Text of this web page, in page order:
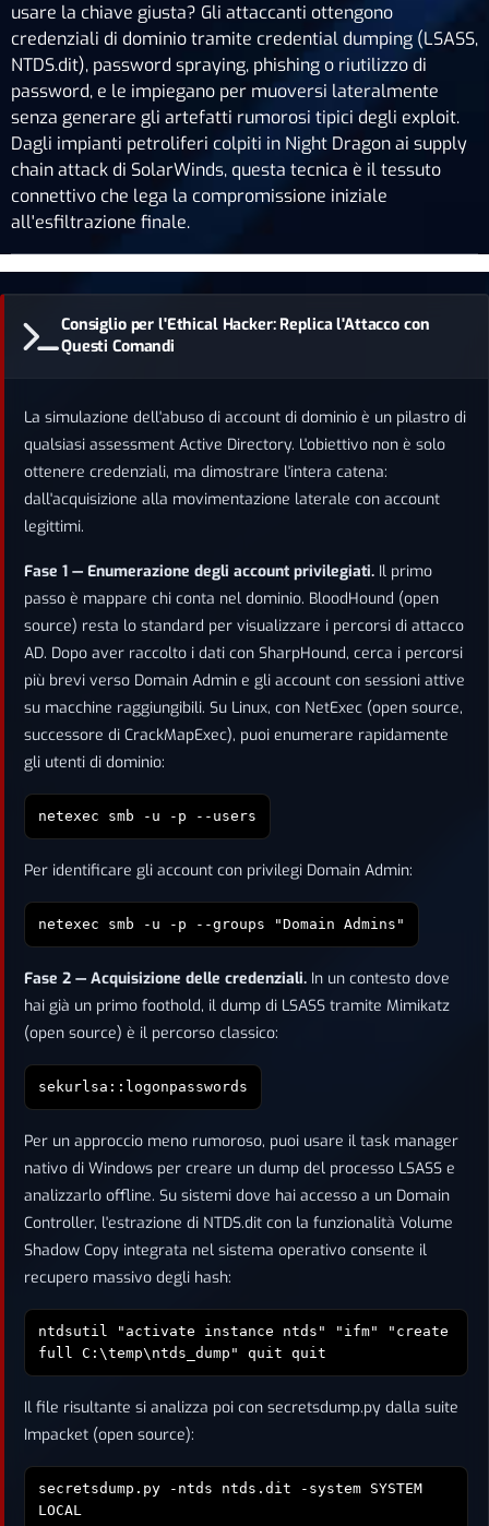
usare la chiave giusta? Gli attaccanti ottengono
credenziali di dominio tramite credential dumping (LSASS,
NTDS.dit), password spraying, phishing o riutilizzo di
password, e le impiegano per muoversi lateralmente
senza generare gli artefatti rumorosi tipici degli exploit.
Dagli impianti petroliferi colpiti in Night Dragon ai supply
chain attack di SolarWinds, questa tecnica è il tessuto
connettivo che lega la compromissione iniziale
all'esfiltrazione finale.
Consiglio per l'Ethical Hacker: Replica l'Attacco con
Questi Comandi
La simulazione dell'abuso di account di dominio è un pilastro di
qualsiasi assessment Active Directory. L'obiettivo non è solo
ottenere credenziali, ma dimostrare l'intera catena:
dall'acquisizione alla movimentazione laterale con account
legittimi.
Fase 1 — Enumerazione degli account privilegiati. Il primo
passo è mappare chi conta nel dominio. BloodHound (open
source) resta lo standard per visualizzare i percorsi di attacco
AD. Dopo aver raccolto i dati con SharpHound, cerca i percorsi
più brevi verso Domain Admin e gli account con sessioni attive
su macchine raggiungibili. Su Linux, con NetExec (open source,
successore di CrackMapExec), puoi enumerare rapidamente
gli utenti di dominio:
netexec smb -u -p --users
Per identificare gli account con privilegi Domain Admin:
netexec smb -u -p --groups "Domain Admins"
Fase 2 — Acquisizione delle credenziali. In un contesto dove
hai già un primo foothold, il dump di LSASS tramite Mimikatz
(open source) è il percorso classico:
sekurlsa::logonpasswords
Per un approccio meno rumoroso, puoi usare il task manager
nativo di Windows per creare un dump del processo LSASS e
analizzarlo offline. Su sistemi dove hai accesso a un Domain
Controller, l'estrazione di NTDS.dit con la funzionalità Volume
Shadow Copy integrata nel sistema operativo consente il
recupero massivo degli hash:
ntdsutil "activate instance ntds" "ifm" "create
full C:\temp\ntds_dump" quit quit
Il file risultante si analizza poi con secretsdump.py dalla suite
Impacket (open source):
secretsdump.py -ntds ntds.dit -system SYSTEM
LOCAL